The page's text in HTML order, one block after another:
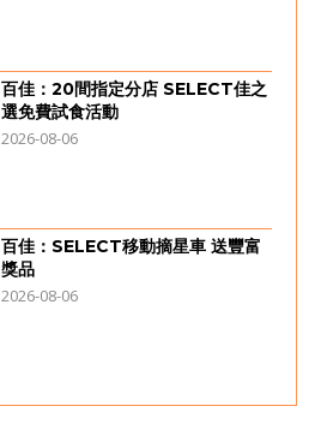
百佳：20間指定分店 SELECT佳之
選免費試食活動
2026-08-06
百佳：SELECT移動摘星車 送豐富
獎品
2026-08-06